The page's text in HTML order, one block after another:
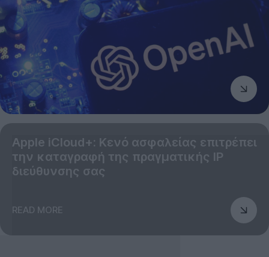
Apple iCloud+: Κενό ασφαλείας επιτρέπει
την καταγραφή της πραγματικής IP
διεύθυνσης σας
READ MORE